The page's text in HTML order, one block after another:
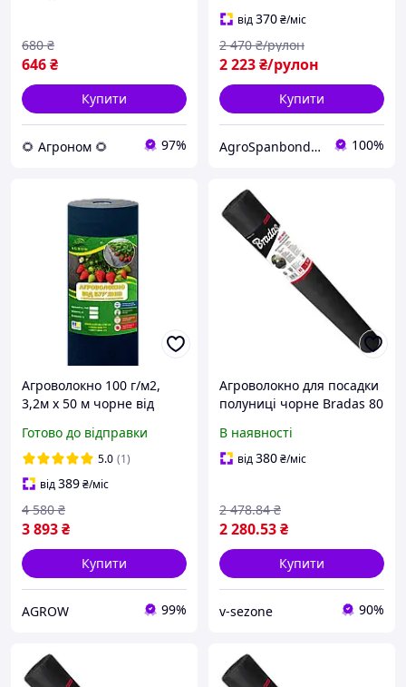
646₴
680 ₴
Купити
🌻 Агроном 🌻 97%
від370₴/міс
2 223₴/рулон
2 470 ₴/рулон
Купити
AgroSpanbond-Market 100%
Агроволокно 100 г/м2,
3,2м х 50 м чорне від
Готово до відправки
5.0 (1)
від389₴/міс
3 893₴
4 580 ₴
Купити
AGROW 99%
Агроволокно для посадки
полуниці чорне Bradas 80
AWB8016050
В наявності
від380₴/міс
2 280.53₴
2 478.84 ₴
Купити
v-sezone 90%